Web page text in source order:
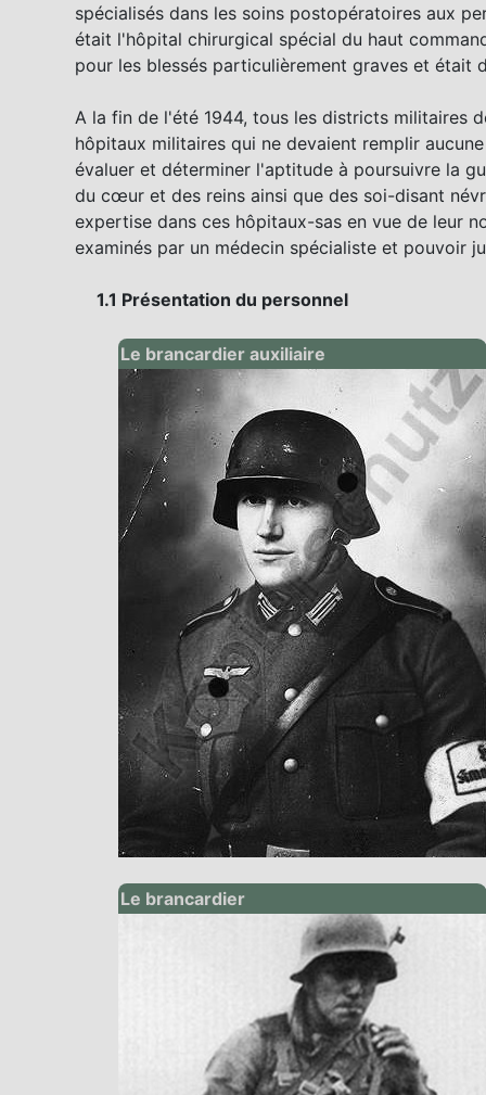
spécialisés dans les soins postopératoires aux
était l'hôpital chirurgical spécial du haut
pour les blessés particulièrement graves et était
A la fin de l'été 1944, tous les districts militaires
hôpitaux militaires qui ne devaient remplir
évaluer et déterminer l'aptitude à poursuivre la
du cœur et des reins ainsi que des soi-disant
expertise dans ces hôpitaux-sas en vue de leur
examinés par un médecin spécialiste et pouvoir
1.1 Présentation du personnel
Le brancardier auxiliaire
Le brancardier